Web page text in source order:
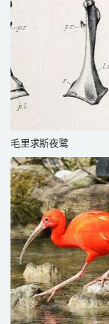
毛里求斯夜鹭